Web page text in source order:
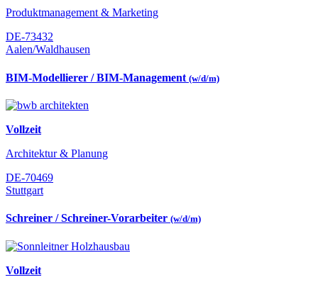
Produktmanagement & Marketing
DE-73432
Aalen/Waldhausen
BIM-Modellierer / BIM-Management (w/d/m)
Vollzeit
Architektur & Planung
DE-70469
Stuttgart
Schreiner / Schreiner-Vorarbeiter (w/d/m)
Vollzeit